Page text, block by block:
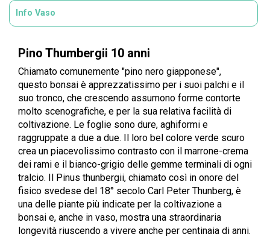
Info Vaso
Pino Thumbergii 10 anni
Chiamato comunemente "pino nero giapponese",
questo bonsai è apprezzatissimo per i suoi palchi e il
suo tronco, che crescendo assumono forme contorte
molto scenografiche, e per la sua relativa facilità di
coltivazione. Le foglie sono dure, aghiformi e
raggruppate a due a due. Il loro bel colore verde scuro
crea un piacevolissimo contrasto con il marrone-crema
dei rami e il bianco-grigio delle gemme terminali di ogni
tralcio. Il Pinus thunbergii, chiamato così in onore del
fisico svedese del 18° secolo Carl Peter Thunberg, è
una delle piante più indicate per la coltivazione a
bonsai e, anche in vaso, mostra una straordinaria
longevità riuscendo a vivere anche per centinaia di anni.